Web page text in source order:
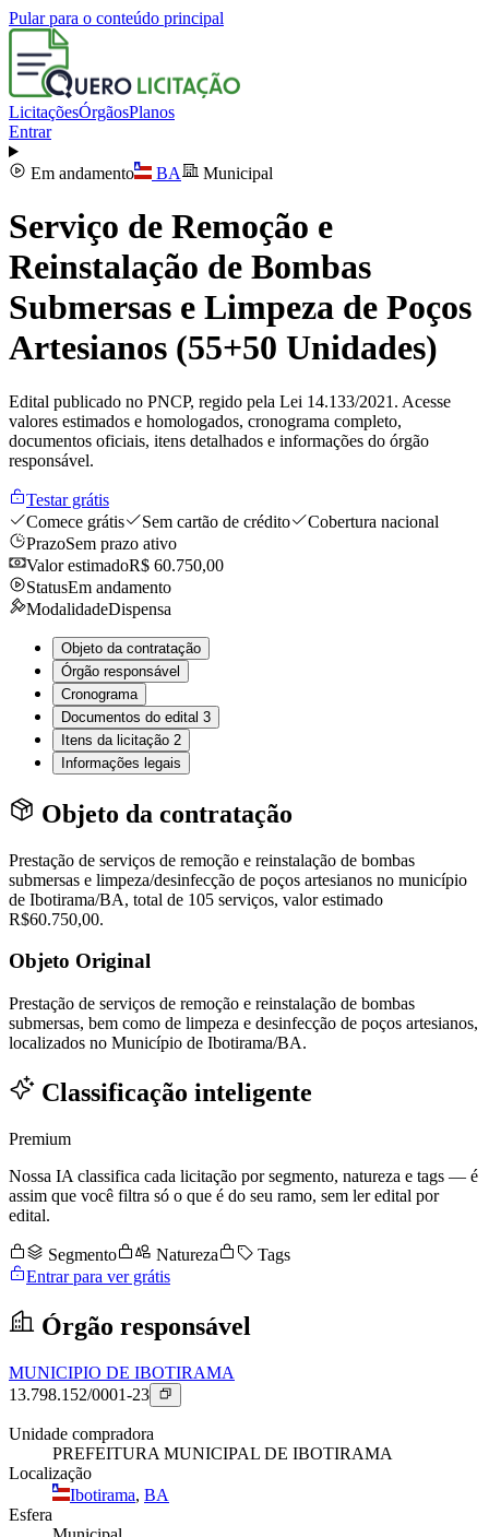
Pular para o conteúdo principal
LicitaçõesÓrgãosPlanos
Entrar
Em andamento BA Municipal
Serviço de Remoção e
Reinstalação de Bombas
Submersas e Limpeza de Poços
Artesianos (55+50 Unidades)
Edital publicado no PNCP, regido pela Lei 14.133/2021. Acesse
valores estimados e homologados, cronograma completo,
documentos oficiais, itens detalhados e informações do órgão
responsável.
Testar grátis
Comece grátis
Sem cartão de crédito
Cobertura nacional
PrazoSem prazo ativo
Valor estimadoR$ 60.750,00
StatusEm andamento
ModalidadeDispensa
Objeto da contratação
Órgão responsável
Cronograma
Documentos do edital 3
Itens da licitação 2
Informações legais
Objeto da contratação
Prestação de serviços de remoção e reinstalação de bombas
submersas e limpeza/desinfecção de poços artesianos no município
de Ibotirama/BA, total de 105 serviços, valor estimado
R$60.750,00.
Objeto Original
Prestação de serviços de remoção e reinstalação de bombas
submersas, bem como de limpeza e desinfecção de poços artesianos,
localizados no Município de Ibotirama/BA.
Classificação inteligente
Premium
Nossa IA classifica cada licitação por segmento, natureza e tags — é
assim que você filtra só o que é do seu ramo, sem ler edital por
edital.
Segmento Natureza
Tags
Entrar para ver grátis
Órgão responsável
MUNICIPIO DE IBOTIRAMA
13.798.152/0001-23
Unidade compradora
PREFEITURA MUNICIPAL DE IBOTIRAMA
Localização
Ibotirama, BA
Esfera